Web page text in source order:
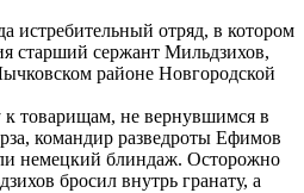
истребительный отряд, в котором
старший сержант Мильдзихов,
районе Новгородской
товарищам, не вернувшимся в
командир разведроты Ефимов
немецкий блиндаж. Осторожно
бросил внутрь гранату, а